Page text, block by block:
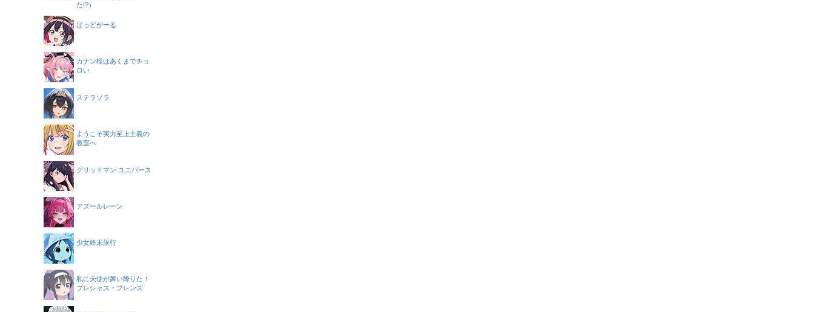
た!?）
ばっどがーる
カナン様はあくまでチョ
ロい
ステラソラ
ようこそ実力至上主義の
教室へ
グリッドマン ユニバース
アズールレーン
少女終末旅行
私に天使が舞い降りた！
プレシャス・フレンズ